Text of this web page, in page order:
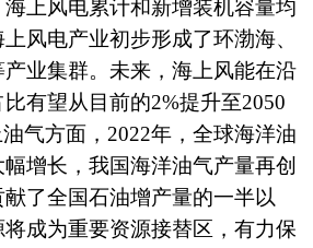
海上风电累计和新增装机容量均
风电产业初步形成了环渤海、
业集群。未来，海上风能在沿
有望从目前的2%提升至2050
气方面，2022年，全球海洋油
增长，我国海洋油气产量再创
了全国石油增产量的一半以
将成为重要资源接替区，有力保